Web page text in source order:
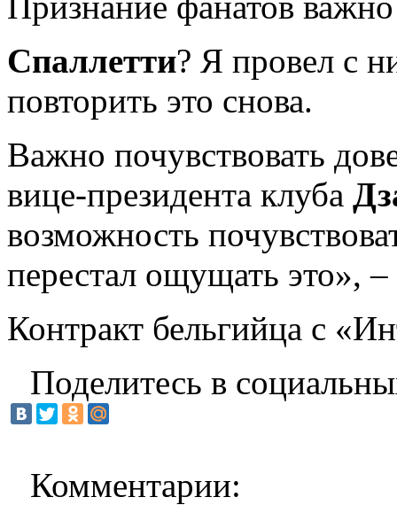
Спаллетти? Я провел с
повторить это снова.
Важно почувствовать
вице-президента клуба
возможность
перестал ощущать это», –
Контракт бельгийца с
Поделитесь в
Комментарии: